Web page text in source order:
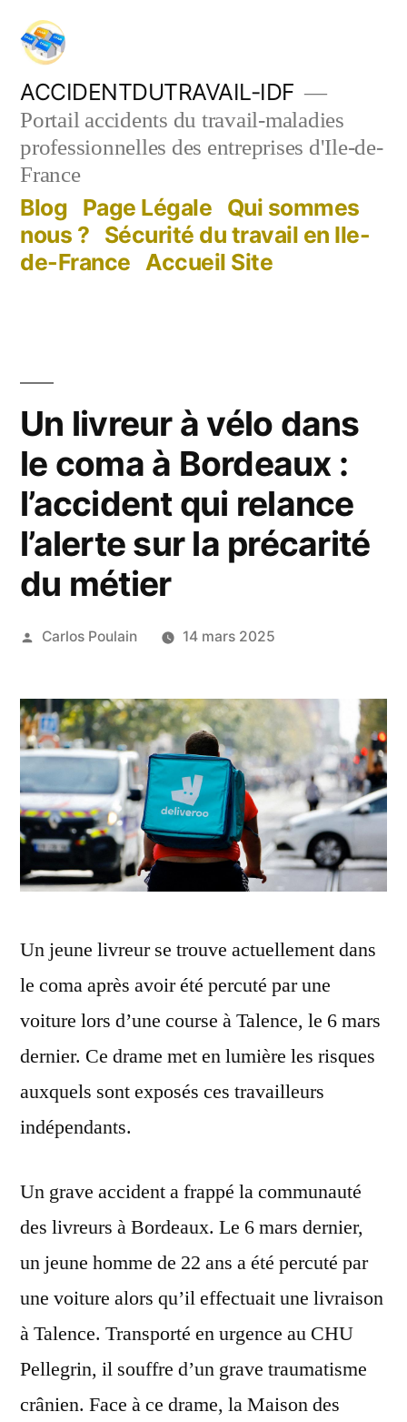
Aller
contenu
ACCIDENTDUTRAVAIL-IDF
Portail accidents du travail-maladies
professionnelles des entreprises d'Ile-de-
France
Blog Page Légale Qui sommes
nous ? Sécurité du travail en Ile-
de-France Accueil Site
Un livreur à vélo dans
le coma à Bordeaux :
l’accident qui relance
l’alerte sur la précarité
du métier
Publié
Carlos Poulain 14 mars 2025
Un jeune livreur se trouve actuellement dans
le coma après avoir été percuté par une
voiture lors d’une course à Talence, le 6 mars
dernier. Ce drame met en lumière les risques
auxquels sont exposés ces travailleurs
indépendants.
Un grave accident a frappé la communauté
des livreurs à Bordeaux. Le 6 mars dernier,
un jeune homme de 22 ans a été percuté par
une voiture alors qu’il effectuait une livraison
à Talence. Transporté en urgence au CHU
Pellegrin, il souffre d’un grave traumatisme
crânien. Face à ce drame, la Maison des